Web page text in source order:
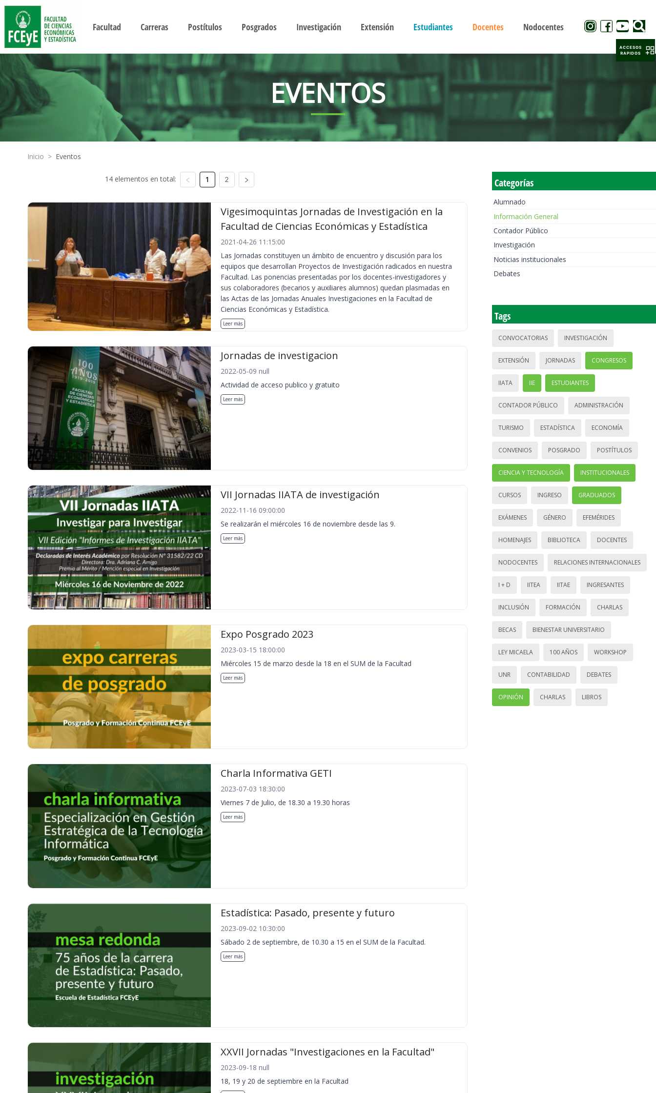
Facultad Carreras Postítulos Posgrados Investigación Extensión Estudiantes Docentes Nodocentes
EVENTOS
Inicio > Eventos
14 elementos en total: 1 2
Vigesimoquintas Jornadas de Investigación en la
Facultad de Ciencias Económicas y Estadística
2021-04-26 11:15:00
Las Jornadas constituyen un ámbito de encuentro y discusión para los
equipos que desarrollan Proyectos de Investigación radicados en nuestra
Facultad. Las ponencias presentadas por los docentes-investigadores y
sus colaboradores (becarios y auxiliares alumnos) quedan plasmadas en
las Actas de las Jornadas Anuales Investigaciones en la Facultad de
Ciencias Económicas y Estadística.
Leer más
Jornadas de investigacion
2022-05-09 null
Actividad de acceso publico y gratuito
Leer más
VII Jornadas IIATA de investigación
2022-11-16 09:00:00
Se realizarán el miércoles 16 de noviembre desde las 9.
Leer más
Expo Posgrado 2023
2023-03-15 18:00:00
Miércoles 15 de marzo desde la 18 en el SUM de la Facultad
Leer más
Charla Informativa GETI
2023-07-03 18:30:00
Viernes 7 de Julio, de 18.30 a 19.30 horas
Leer más
Estadística: Pasado, presente y futuro
2023-09-02 10:30:00
Sábado 2 de septiembre, de 10.30 a 15 en el SUM de la Facultad.
Leer más
XXVII Jornadas "Investigaciones en la Facultad"
2023-09-18 null
18, 19 y 20 de septiembre en la Facultad
Categorías
Alumnado
Información General
Contador Público
Investigación
Noticias institucionales
Debates
Tags
CONVOCATORIAS INVESTIGACIÓN
EXTENSIÓN JORNADAS CONGRESOS
IIATA IIE ESTUDIANTES
CONTADOR PÚBLICO ADMINISTRACIÓN
TURISMO ESTADÍSTICA ECONOMÍA
CONVENIOS POSGRADO POSTÍTULOS
CIENCIA Y TECNOLOGÍA INSTITUCIONALES
CURSOS INGRESO GRADUADOS
EXÁMENES GÉNERO EFEMÉRIDES
HOMENAJES BIBLIOTECA DOCENTES
NODOCENTES RELACIONES INTERNACIONALES
I + D IITEA IITAE INGRESANTES
INCLUSIÓN FORMACIÓN CHARLAS
BECAS BIENESTAR UNIVERSITARIO
LEY MICAELA 100 AÑOS WORKSHOP
UNR CONTABILIDAD DEBATES
OPINIÓN CHARLAS LIBROS
ACCESOS
RAPIDOS